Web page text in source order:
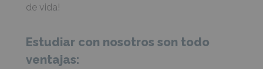
de vida!
Estudiar con nosotros son todo
ventajas: